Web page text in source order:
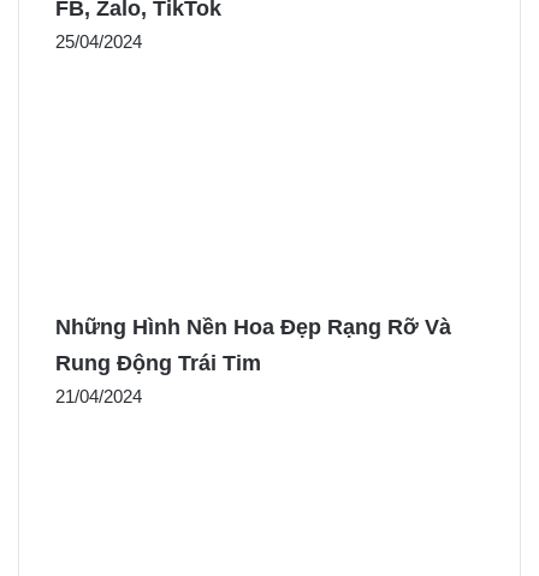
FB, Zalo, TikTok
25/04/2024
Những Hình Nền Hoa Đẹp Rạng Rỡ Và
Rung Động Trái Tim
21/04/2024